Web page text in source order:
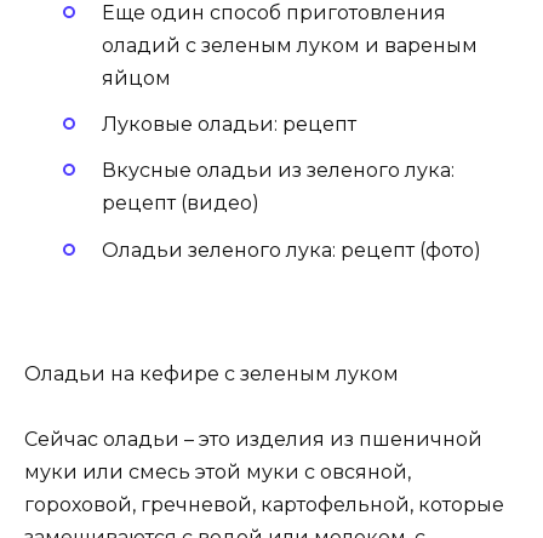
Еще один способ приготовления
оладий с зеленым луком и вареным
яйцом
Луковые оладьи: рецепт
Вкусные оладьи из зеленого лука:
рецепт (видео)
Оладьи зеленого лука: рецепт (фото)
Оладьи на кефире с зеленым луком
Сейчас оладьи – это изделия из пшеничной
муки или смесь этой муки с овсяной,
гороховой, гречневой, картофельной, которые